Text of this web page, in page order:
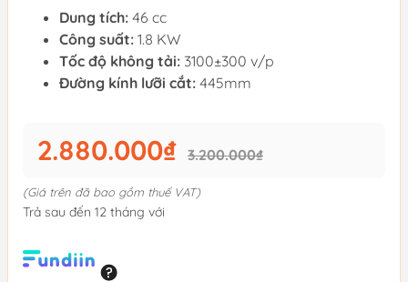
Dung tích: 46 cc
Công suất: 1.8 KW
Tốc độ không tải: 3100±300 v/p
Đường kính lưỡi cắt: 445mm
2.880.000₫ 3.200.000₫
(Giá trên đã bao gồm thuế VAT)
Trả sau đến 12 tháng với